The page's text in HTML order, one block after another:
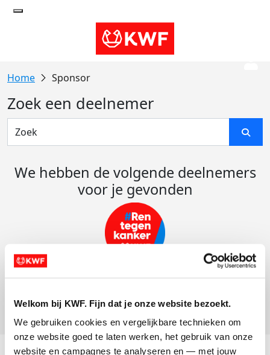
Welkom bij KWF. Fijn dat je onze website bezoekt.
We gebruiken cookies en vergelijkbare technieken om
onze website goed te laten werken, het gebruik van onze
website en campagnes te analyseren en — met jouw
Sponsor
Zoek een deelnemer
We hebben de volgende deelnemers
voor je gevonden
Opgehaald:
Acties